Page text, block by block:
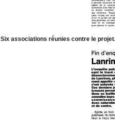
Six associations réunies contre le projet.